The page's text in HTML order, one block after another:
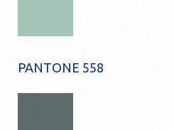
PANTONE 558